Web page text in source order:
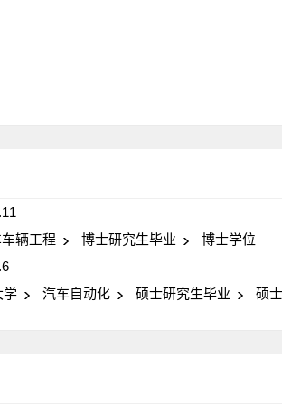
辆工程 博士研究生毕业
博士学位
学
汽车自动化 硕士研究生毕业 硕